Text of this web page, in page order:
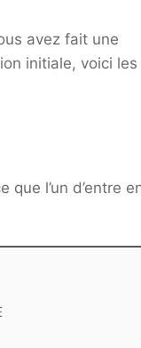
avez fait une
initiale, voici les
l’un d’entre